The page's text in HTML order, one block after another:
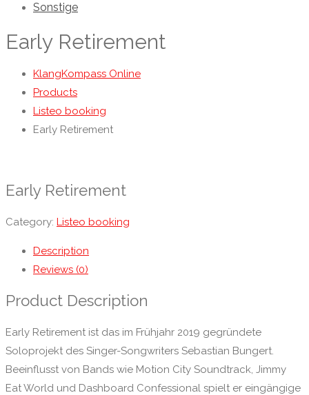
Sonstige
Early Retirement
KlangKompass Online
Products
Listeo booking
Early Retirement
Early Retirement
Category: Listeo booking
Description
Reviews (0)
Product Description
Early Retirement ist das im Frühjahr 2019 gegründete
Soloprojekt des Singer-Songwriters Sebastian Bungert.
Beeinflusst von Bands wie Motion City Soundtrack, Jimmy
Eat World und Dashboard Confessional spielt er eingängige